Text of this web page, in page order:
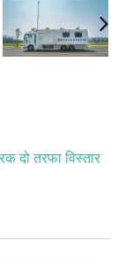
दो तरफा विस्तार